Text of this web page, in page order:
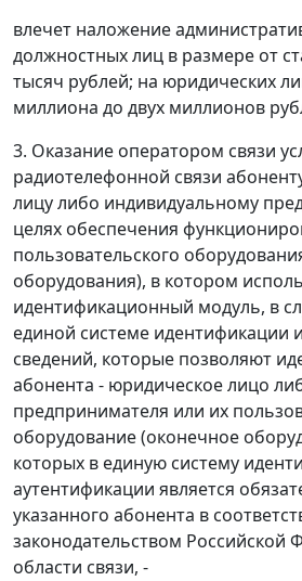
влечет наложение
должностных лиц в размере от
тысяч рублей; на юридических
миллиона до двух миллионов
3. Оказание оператором связи
радиотелефонной связи
лицу либо индивидуальному
целях обеспечения
пользовательского
оборудования), в котором
идентификационный модуль, в
единой системе идентификации
сведений, которые позволяют
абонента - юридическое лицо
предпринимателя или их
оборудование (оконечное
которых в единую систему
аутентификации является
указанного абонента в
законодательством Российской
области связи, -